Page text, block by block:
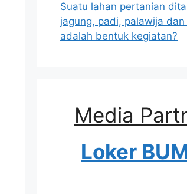
Suatu lahan pertanian
jagung, padi, palawija dan
adalah bentuk kegiatan?
Media
Loker